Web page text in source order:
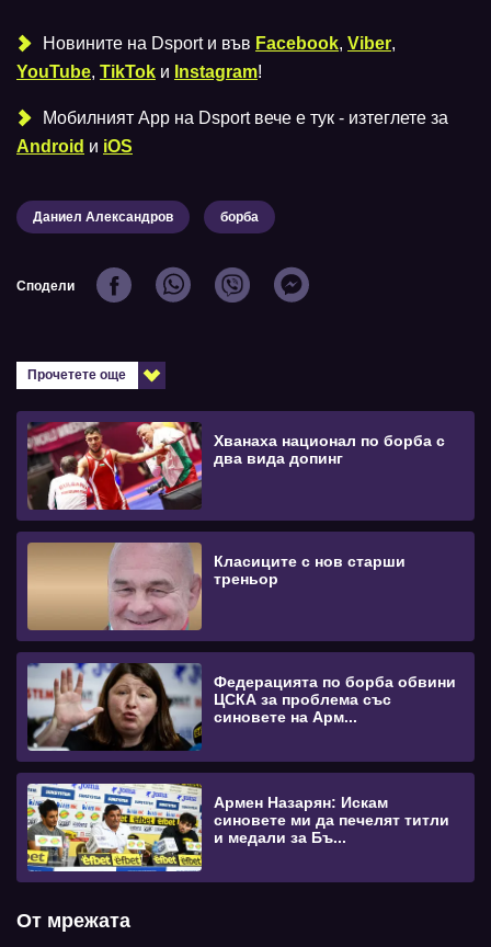
Новините на Dsport и във Facebook, Viber,
YouTube, TikTok и Instagram!
Мобилният Аpp на Dsport вече е тук - изтеглете за
Android и iOS
Даниел Александров борба
Сподели
Прочетете още
Хванаха национал по борба с
два вида допинг
Класиците с нов старши
треньор
Федерацията по борба обвини
ЦСКА за проблема със
синовете на Арм...
Армен Назарян: Искам
синовете ми да печелят титли
и медали за Бъ...
От мрежата